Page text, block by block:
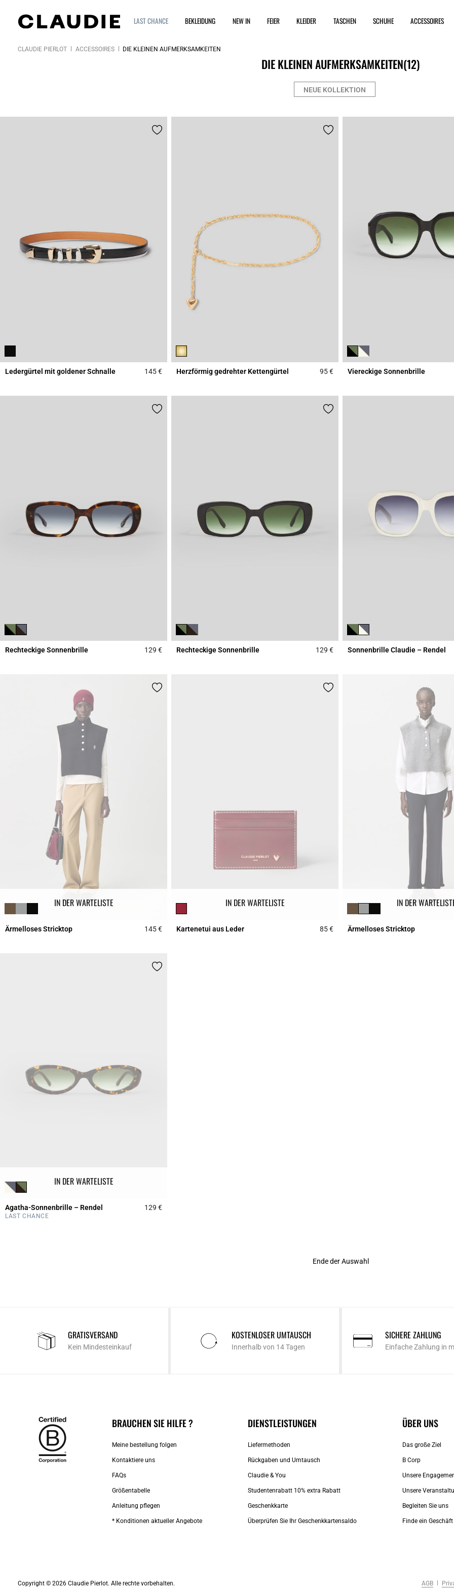
LAST CHANCE BEKLEIDUNG NEW IN FEIER KLEIDER TASCHEN SCHUHE ACCESSOIRES
CLAUDIE PIERLOT ACCESSOIRES DIE KLEINEN AUFMERKSAMKEITEN
DIE KLEINEN AUFMERKSAMKEITEN(12)
NEUE KOLLEKTION
Ledergürtel mit goldener Schnalle 145 €3,1 out of 5 Customer Rating
Herzförmig gedrehter Kettengürtel 95 €3,1 out of 5 Customer Rating
Viereckige Sonnenbrille
Rechteckige Sonnenbrille 129 €5 out of 5 Customer Rating
Rechteckige Sonnenbrille 129 €3,3 out of 5 Customer Rating
Sonnenbrille Claudie – Rendel
IN DER WARTELISTE
Ärmelloses Stricktop 145 €5 out of 5 Customer Rating
IN DER WARTELISTE
Kartenetui aus Leder 85 €3,5 out of 5 Customer Rating
IN DER
Ärmelloses Stricktop
IN DER WARTELISTE
Agatha-Sonnenbrille – Rendel 129 €3,1 out of 5 Customer Rating
LAST CHANCE
Ende der Auswahl
GRATISVERSAND
Kein Mindesteinkauf
KOSTENLOSER UMTAUSCH
Innerhalb von 14 Tagen
SICHERE ZAHLUNG
Einfache Zahlung in
BRAUCHEN SIE HILFE ?
Meine bestellung folgen
Kontaktiere uns​
FAQs
Größentabelle
Anleitung pflegen
* Konditionen aktueller Angebote
DIENSTLEISTUNGEN
Liefermethoden
Rückgaben und Umtausch
Claudie & You
Studentenrabatt 10% extra Rabatt
Geschenkkarte
Überprüfen Sie Ihr Geschenkkartensaldo
ÜBER UNS
Das große Ziel
B Corp
Unsere
Unsere
Begleiten Sie uns
Finde ein Geschäft
AGB
Copyright © 2026 Claudie Pierlot. Alle rechte vorbehalten.